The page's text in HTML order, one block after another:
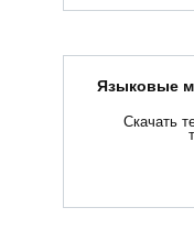
Языковые
Скачать